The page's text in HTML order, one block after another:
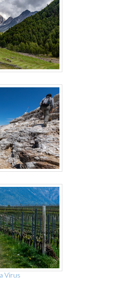
Virus